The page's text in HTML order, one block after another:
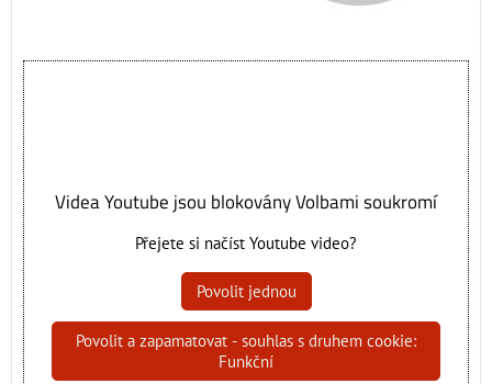
Videa Youtube jsou blokovány Volbami soukromí
Přejete si načíst Youtube video?
Povolit jednou
Povolit a zapamatovat - souhlas s druhem cookie:
Funkční